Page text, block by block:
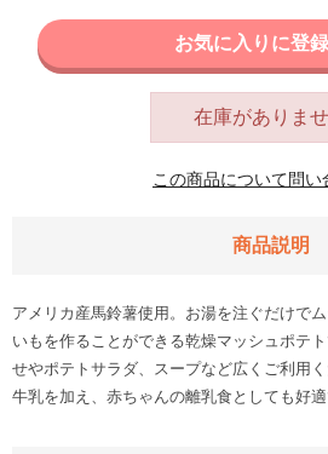
お気に入りに登
在庫がありま
この商品について問い
商品説明
アメリカ産馬鈴薯使用。お湯を注ぐだけで
いもを作ることができる乾燥マッシュポテ
せやポテトサラダ、スープなど広くご利用
牛乳を加え、赤ちゃんの離乳食としても好適